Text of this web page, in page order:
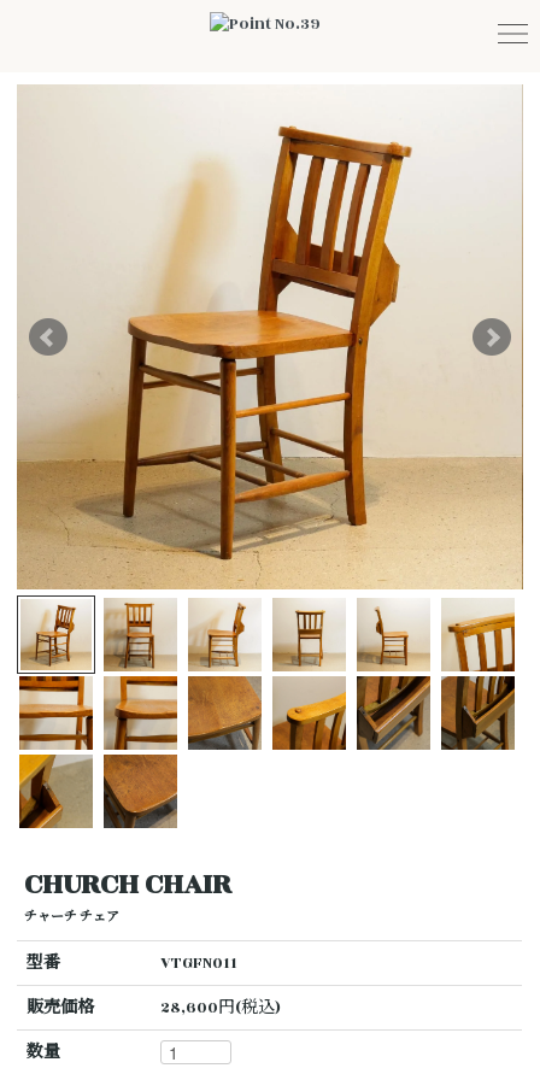
CHURCH CHAIR
チャーチ チェア
型番
VTGFN011
販売価格
28,600円(税込)
数量